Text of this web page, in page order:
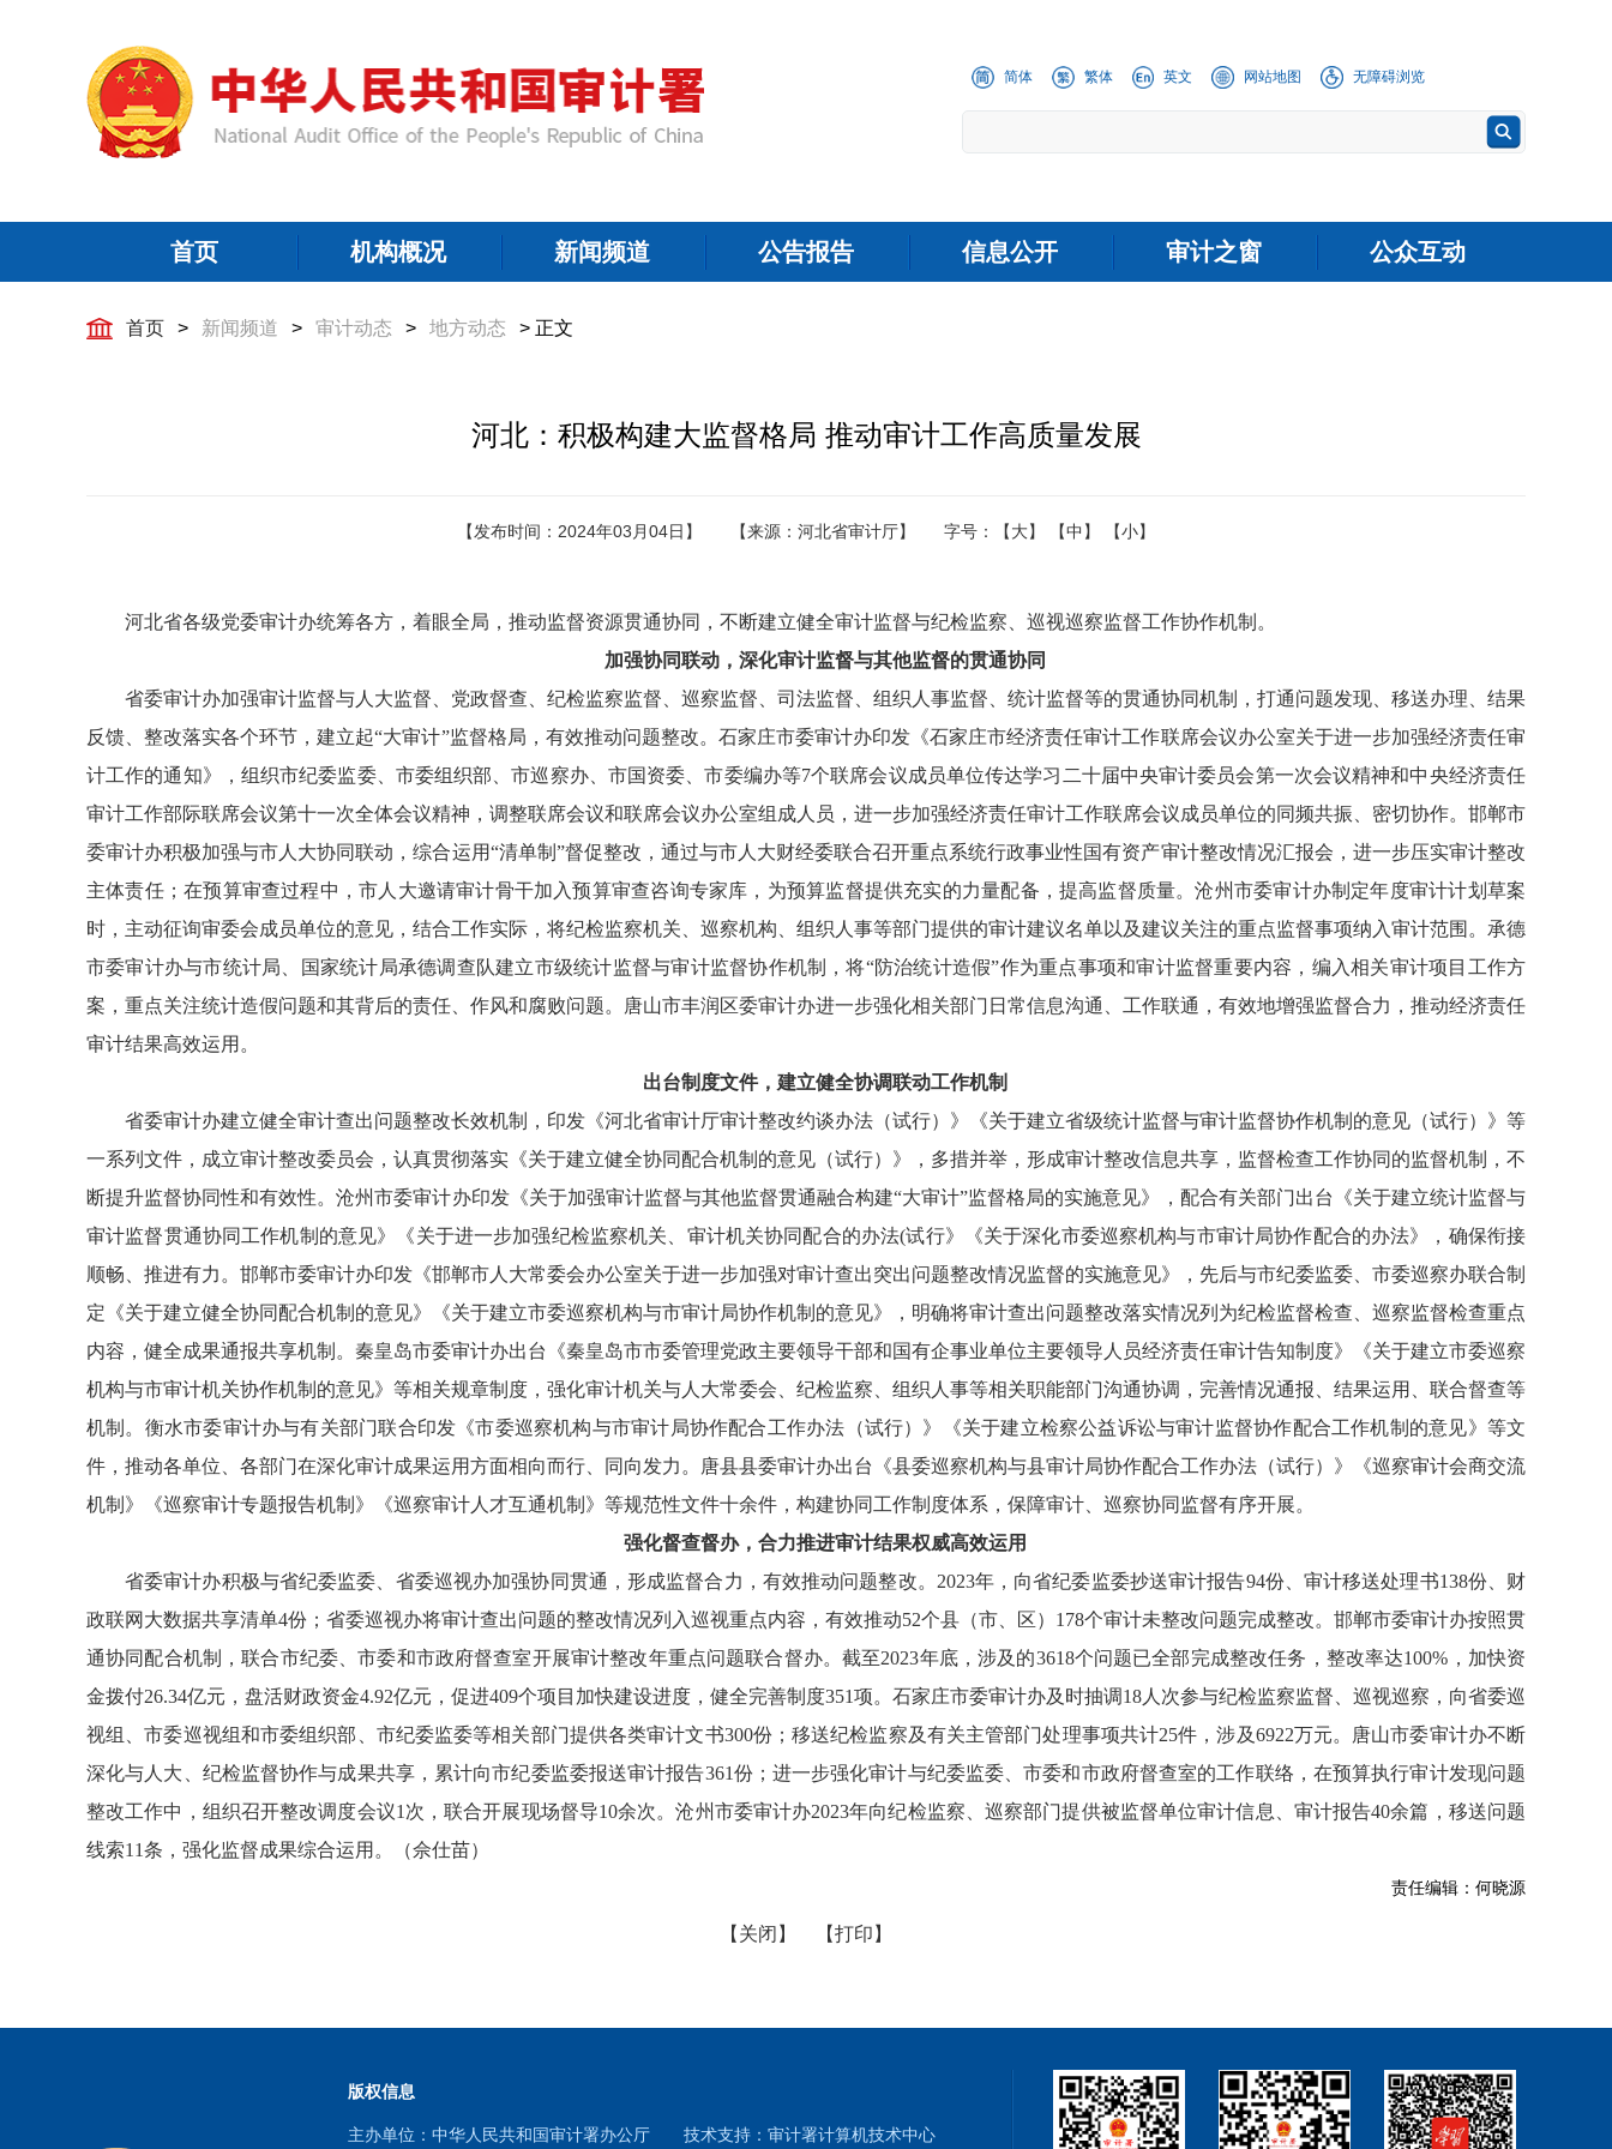
简体 繁体 英文 网站地图 无障碍浏览
首页 机构概况 新闻频道 公告报告 信息公开 审计之窗 公众互动
首页 > 新闻频道 > 审计动态 > 地方动态 > 正文
河北：积极构建大监督格局 推动审计工作高质量发展
【发布时间：2024年03月04日】 【来源：河北省审计厅】 字号： 【大】 【中】 【小】
河北省各级党委审计办统筹各方，着眼全局，推动监督资源贯通协同，不断建立健全审计监督与纪检监察、巡视巡察监督工作协作机制。
加强协同联动，深化审计监督与其他监督的贯通协同
省委审计办加强审计监督与人大监督、党政督查、纪检监察监督、巡察监督、司法监督、组织人事监督、统计监督等的贯通协同机制，打通问题发现、移送办理、结果
反馈、整改落实各个环节，建立起“大审计”监督格局，有效推动问题整改。石家庄市委审计办印发《石家庄市经济责任审计工作联席会议办公室关于进一步加强经济责任审
计工作的通知》，组织市纪委监委、市委组织部、市巡察办、市国资委、市委编办等7个联席会议成员单位传达学习二十届中央审计委员会第一次会议精神和中央经济责任
审计工作部际联席会议第十一次全体会议精神，调整联席会议和联席会议办公室组成人员，进一步加强经济责任审计工作联席会议成员单位的同频共振、密切协作。邯郸市
委审计办积极加强与市人大协同联动，综合运用“清单制”督促整改，通过与市人大财经委联合召开重点系统行政事业性国有资产审计整改情况汇报会，进一步压实审计整改
主体责任；在预算审查过程中，市人大邀请审计骨干加入预算审查咨询专家库，为预算监督提供充实的力量配备，提高监督质量。沧州市委审计办制定年度审计计划草案
时，主动征询审委会成员单位的意见，结合工作实际，将纪检监察机关、巡察机构、组织人事等部门提供的审计建议名单以及建议关注的重点监督事项纳入审计范围。承德
市委审计办与市统计局、国家统计局承德调查队建立市级统计监督与审计监督协作机制，将“防治统计造假”作为重点事项和审计监督重要内容，编入相关审计项目工作方
案，重点关注统计造假问题和其背后的责任、作风和腐败问题。唐山市丰润区委审计办进一步强化相关部门日常信息沟通、工作联通，有效地增强监督合力，推动经济责任
审计结果高效运用。
出台制度文件，建立健全协调联动工作机制
省委审计办建立健全审计查出问题整改长效机制，印发《河北省审计厅审计整改约谈办法（试行）》《关于建立省级统计监督与审计监督协作机制的意见（试行）》等
一系列文件，成立审计整改委员会，认真贯彻落实《关于建立健全协同配合机制的意见（试行）》，多措并举，形成审计整改信息共享，监督检查工作协同的监督机制，不
断提升监督协同性和有效性。沧州市委审计办印发《关于加强审计监督与其他监督贯通融合构建“大审计”监督格局的实施意见》，配合有关部门出台《关于建立统计监督与
审计监督贯通协同工作机制的意见》《关于进一步加强纪检监察机关、审计机关协同配合的办法(试行》《关于深化市委巡察机构与市审计局协作配合的办法》，确保衔接
顺畅、推进有力。邯郸市委审计办印发《邯郸市人大常委会办公室关于进一步加强对审计查出突出问题整改情况监督的实施意见》，先后与市纪委监委、市委巡察办联合制
定《关于建立健全协同配合机制的意见》《关于建立市委巡察机构与市审计局协作机制的意见》，明确将审计查出问题整改落实情况列为纪检监督检查、巡察监督检查重点
内容，健全成果通报共享机制。秦皇岛市委审计办出台《秦皇岛市市委管理党政主要领导干部和国有企事业单位主要领导人员经济责任审计告知制度》《关于建立市委巡察
机构与市审计机关协作机制的意见》等相关规章制度，强化审计机关与人大常委会、纪检监察、组织人事等相关职能部门沟通协调，完善情况通报、结果运用、联合督查等
机制。衡水市委审计办与有关部门联合印发《市委巡察机构与市审计局协作配合工作办法（试行）》《关于建立检察公益诉讼与审计监督协作配合工作机制的意见》等文
件，推动各单位、各部门在深化审计成果运用方面相向而行、同向发力。唐县县委审计办出台《县委巡察机构与县审计局协作配合工作办法（试行）》《巡察审计会商交流
机制》《巡察审计专题报告机制》《巡察审计人才互通机制》等规范性文件十余件，构建协同工作制度体系，保障审计、巡察协同监督有序开展。
强化督查督办，合力推进审计结果权威高效运用
省委审计办积极与省纪委监委、省委巡视办加强协同贯通，形成监督合力，有效推动问题整改。2023年，向省纪委监委抄送审计报告94份、审计移送处理书138份、财
政联网大数据共享清单4份；省委巡视办将审计查出问题的整改情况列入巡视重点内容，有效推动52个县（市、区）178个审计未整改问题完成整改。邯郸市委审计办按照贯
通协同配合机制，联合市纪委、市委和市政府督查室开展审计整改年重点问题联合督办。截至2023年底，涉及的3618个问题已全部完成整改任务，整改率达100%，加快资
金拨付26.34亿元，盘活财政资金4.92亿元，促进409个项目加快建设进度，健全完善制度351项。石家庄市委审计办及时抽调18人次参与纪检监察监督、巡视巡察，向省委巡
视组、市委巡视组和市委组织部、市纪委监委等相关部门提供各类审计文书300份；移送纪检监察及有关主管部门处理事项共计25件，涉及6922万元。唐山市委审计办不断
深化与人大、纪检监督协作与成果共享，累计向市纪委监委报送审计报告361份；进一步强化审计与纪委监委、市委和市政府督查室的工作联络，在预算执行审计发现问题
整改工作中，组织召开整改调度会议1次，联合开展现场督导10余次。沧州市委审计办2023年向纪检监察、巡察部门提供被监督单位审计信息、审计报告40余篇，移送问题
线索11条，强化监督成果综合运用。（佘仕苗）
责任编辑：何晓源
【关闭】 【打印】
版权信息
主办单位：中华人民共和国审计署办公厅 技术支持：审计署计算机技术中心